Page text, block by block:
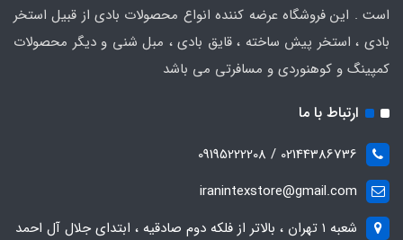
است . این فروشگاه عرضه کننده انواع محصولات بادی از قبیل استخر
بادی ، استخر پیش ساخته ، قایق بادی ، مبل شنی و دیگر محصولات
کمپینگ و کوهنوردی و مسافرتی می باشد
ارتباط با ما
02144386736 / 09195222208
iranintexstore@gmail.com
شعبه ۱ تهران ، بالاتر از فلکه دوم صادقیه ، ابتدای جلال آل احمد